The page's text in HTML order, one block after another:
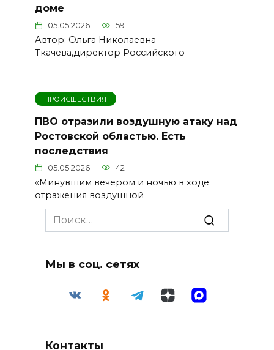
доме
05.05.2026 59
Автор: Ольга Николаевна
Ткачева,директор Российского
ПРОИСШЕСТВИЯ
ПВО отразили воздушную атаку над
Ростовской областью. Есть
последствия
05.05.2026 42
«Минувшим вечером и ночью в ходе
отражения воздушной
Search
for:
Мы в соц. сетях
Контакты